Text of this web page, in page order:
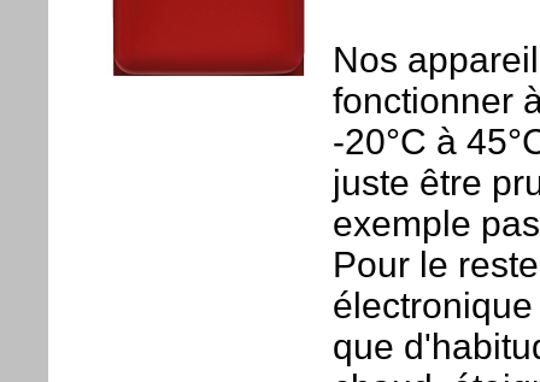
Nos
fonctionner
-20°C à
juste être
exemple
Pour le
que